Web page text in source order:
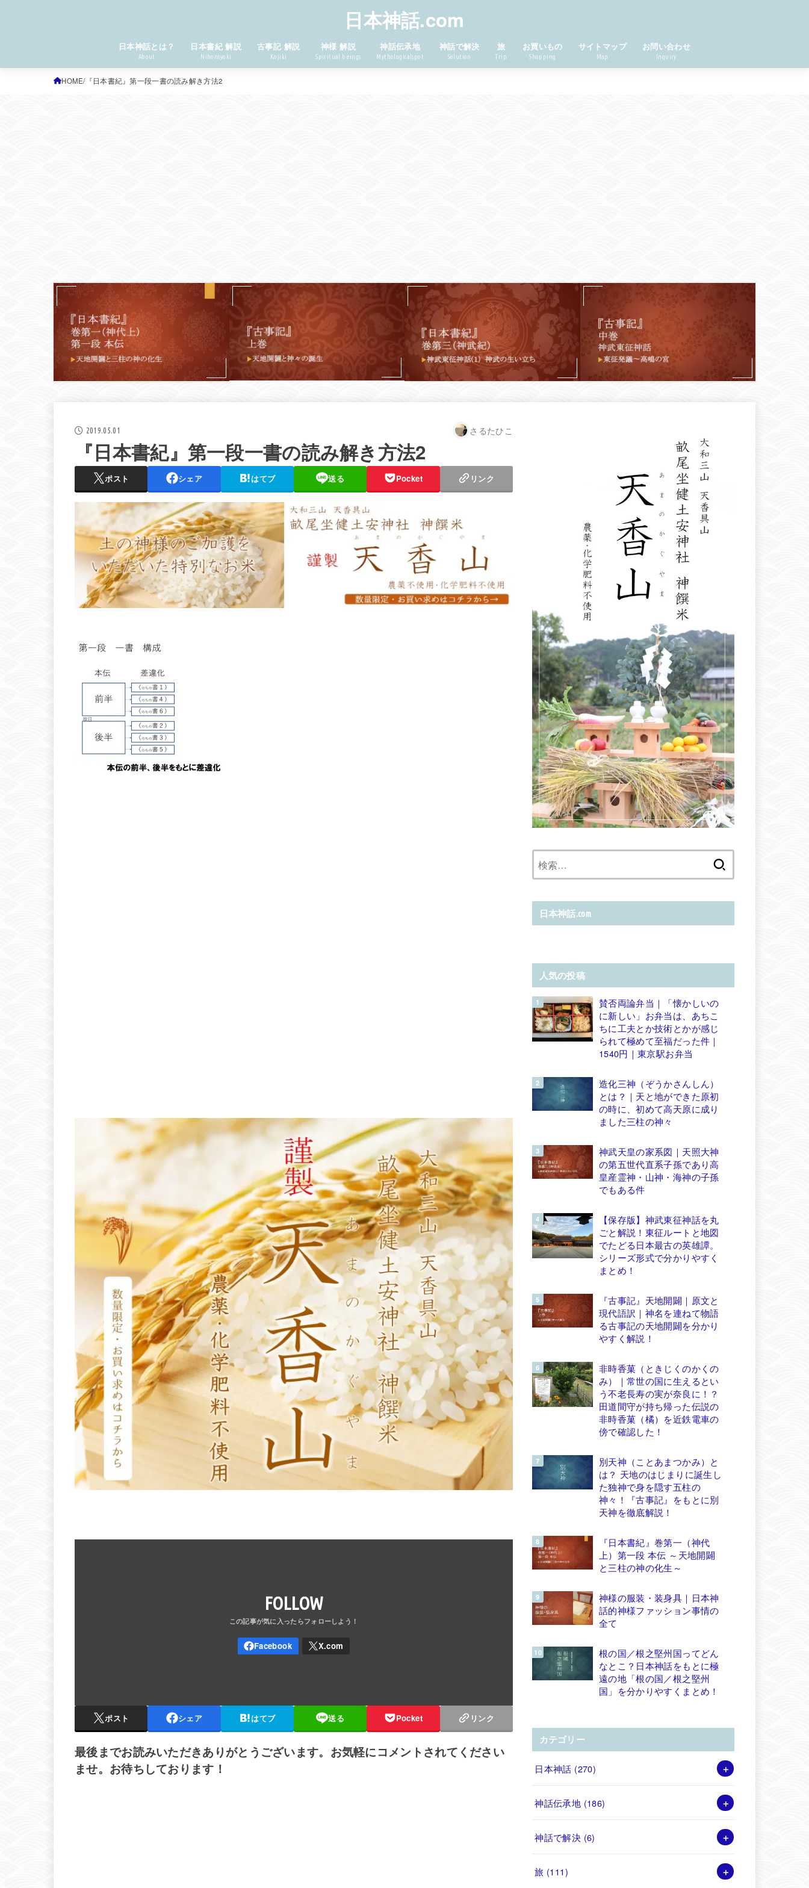
日本神話.com
日本神話とは？
About
日本書紀 解説
Nihonsyoki
古事記 解説
Kojiki
神様 解説
Spiritual beings
神話伝承地
Mythologicalspot
神話で解決
Solution
旅
Trip
お買いもの
Shopping
サイトマップ
Map
お問い合わせ
Inquiry
HOME 『日本書紀』第一段一書の読み解き方法2
2019.05.01 さるたひこ
『日本書紀』第一段一書の読み解き方法2
ポスト シェア はてブ 送る Pocket リンク
FOLLOW
ポスト シェア はてブ 送る Pocket リンク
最後までお読みいただきありがとうございます。お気軽にコメントされてください
ませ。お待ちしております！
日本神話.com
人気の投稿
賛否両論弁当｜「懐かしいの
に新しい」お弁当は、あちこ
ちに工夫とか技術とかが感じ
られて極めて至福だった件｜
1540円｜東京駅お弁当
造化三神（ぞうかさんしん）
とは？｜天と地ができた原初
の時に、初めて高天原に成り
ました三柱の神々
神武天皇の家系図｜天照大神
の第五世代直系子孫であり高
皇産霊神・山神・海神の子孫
でもある件
【保存版】神武東征神話を丸
ごと解説！東征ルートと地図
でたどる日本最古の英雄譚。
シリーズ形式で分かりやすく
まとめ！
『古事記』天地開闢｜原文と
現代語訳｜神名を連ねて物語
る古事記の天地開闢を分かり
やすく解説！
非時香菓（ときじくのかくの
み）｜常世の国に生えるとい
う不老長寿の実が奈良に！？
田道間守が持ち帰った伝説の
非時香菓（橘）を近鉄電車の
傍で確認した！
別天神（ことあまつかみ）と
は？ 天地のはじまりに誕生し
た独神で身を隠す五柱の
神々！『古事記』をもとに別
天神を徹底解説！
『日本書紀』巻第一（神代
上）第一段 本伝 ～天地開闢
と三柱の神の化生～
神様の服装・装身具｜日本神
話的神様ファッション事情の
全て
根の国／根之堅州国ってどん
なとこ？日本神話をもとに極
遠の地「根の国／根之堅州
国」を分かりやすくまとめ！
カテゴリー
日本神話 (270)
神話伝承地 (186)
神話で解決 (6)
旅 (111)